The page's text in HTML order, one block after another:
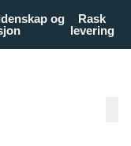
og
Rask
levering